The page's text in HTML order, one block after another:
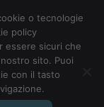
o tecnologie
policy
essere sicuri che
sito. Puoi
con il tasto